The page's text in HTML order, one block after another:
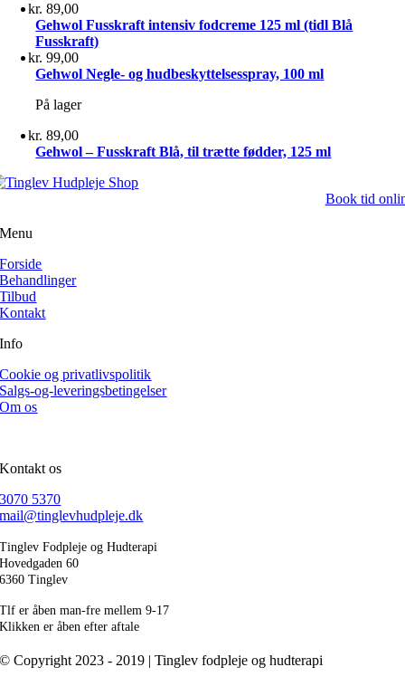
kr. 89,00
Gehwol Fusskraft intensiv fodcreme 125 ml (tidl Blå
Fusskraft)
kr. 99,00
Gehwol Negle- og hudbeskyttelsesspray, 100 ml
På lager
kr. 89,00
Gehwol – Fusskraft Blå, til trætte fødder, 125 ml
Book tid
Menu
Forside
Behandlinger
Tilbud
Kontakt
Info
Cookie og privatlivspolitik
Salgs-og-leveringsbetingelser
Om os
Kontakt os
3070 5370
mail@tinglevhudpleje.dk
Tinglev Fodpleje og Hudterapi
Hovedgaden 60
6360 Tinglev
Tlf er åben man-fre mellem 9-17
Klikken er åben efter aftale
© Copyright 2023 - 2019 | Tinglev fodpleje og hudterapi